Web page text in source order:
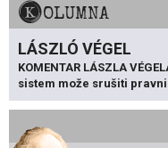
KOLUMNA
LÁSZLÓ VÉGEL
KOMENTAR LÁSZLA
sistem može srušiti